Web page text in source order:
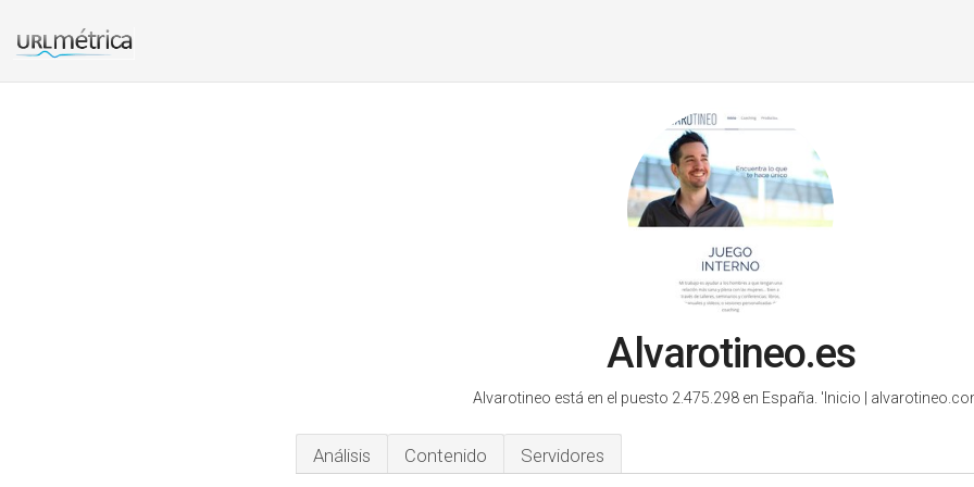
Alvarotineo.es
Alvarotineo está en el puesto 2.475.298 en España. 'Inicio |
Análisis Contenido Servidores